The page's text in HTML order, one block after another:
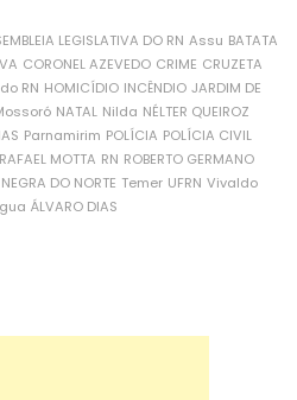
LEGISLATIVA DO RN Assu BATATA
CORONEL AZEVEDO CRIME CRUZETA
RN HOMICÍDIO INCÊNDIO JARDIM DE
NATAL Nilda NÉLTER QUEIROZ
Parnamirim POLÍCIA POLÍCIA CIVIL
RAFAEL MOTTA RN ROBERTO GERMANO
DO NORTE Temer UFRN Vivaldo
ÁLVARO DIAS